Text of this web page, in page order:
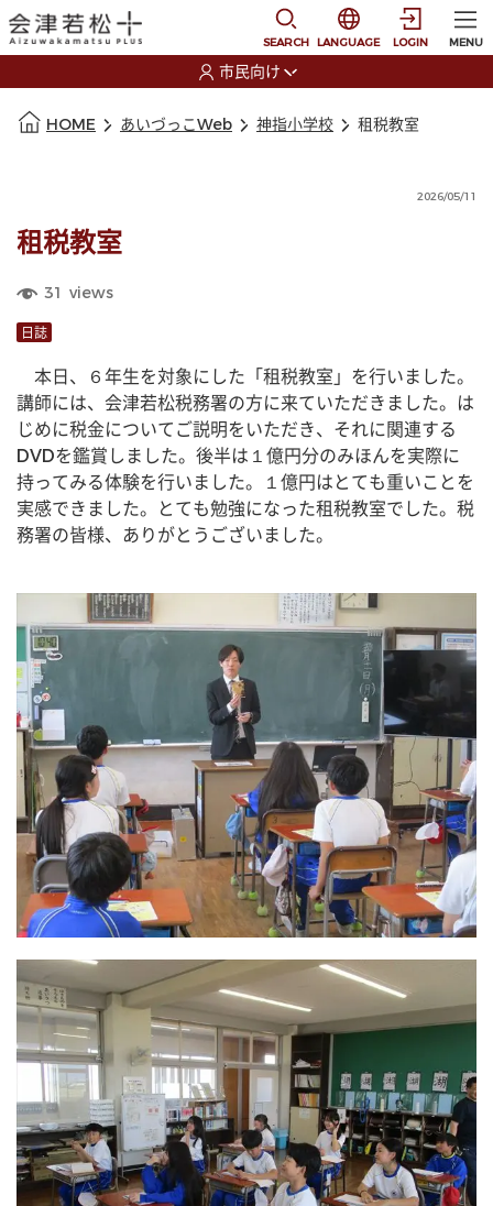
SEARCH
選択すると言語の切
LANGUAGE LOGIN MENU
市民向け
HOME あいづっこWeb 神指小学校 租税教室
2026/05/11
租税教室
31 views
日誌
本日、６年生を対象にした「租税教室」を行いました。
講師には、会津若松税務署の方に来ていただきました。は
じめに税金についてご説明をいただき、それに関連する
DVDを鑑賞しました。後半は１億円分のみほんを実際に
持ってみる体験を行いました。１億円はとても重いことを
実感できました。とても勉強になった租税教室でした。税
務署の皆様、ありがとうございました。